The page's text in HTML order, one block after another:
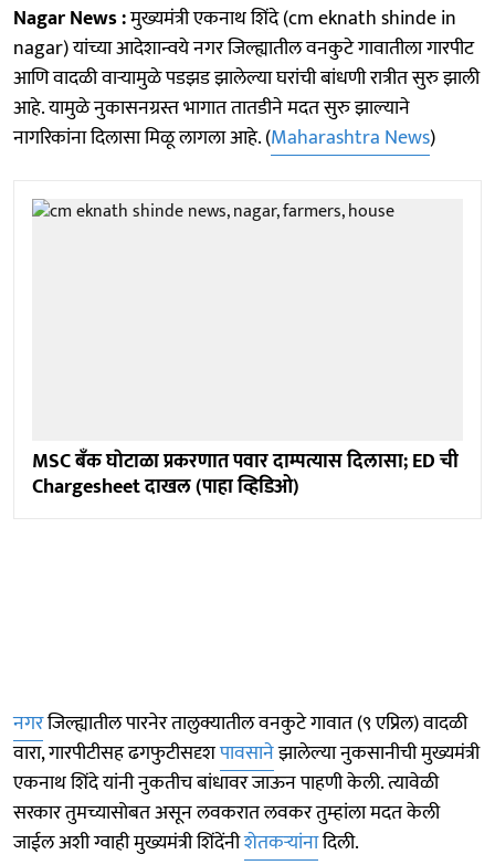
Nagar News :मुख्यमंत्री एकनाथ शिंदे (cm eknath shinde in
nagar) यांच्या आदेशान्वये नगर जिल्ह्यातील वनकुटे गावातीला गारपीट
आणि वादळी वाऱ्यामुळे पडझड झालेल्या घरांची बांधणी रात्रीत सुरु झाली
आहे. यामुळे नुकासनग्रस्त भागात तातडीने मदत सुरु झाल्याने
नागरिकांना दिलासा मिळू लागला आहे. (Maharashtra News)
MSC बॅंक घाेटाळा प्रकरणात पवार दाम्पत्यास दिलासा; ED ची
Chargesheet दाखल (पाहा व्हिडिओ)
नगरजिल्ह्यातील पारनेर तालुक्यातील वनकुटे गावात (९ एप्रिल) वादळी
वारा, गारपीटीसह ढगफुटीसदृशपावसानेझालेल्या नुकसानीची मुख्यमंत्री
एकनाथ शिंदे यांनी नुकतीच बांधावर जाऊन पाहणी केली. त्यावेळी
सरकार तुमच्यासोबत असून लवकरात लवकर तुम्हांला मदत केली
जाईल अशी ग्वाही मुख्यमंत्री शिंदेंनीशेतकऱ्यांनादिली.